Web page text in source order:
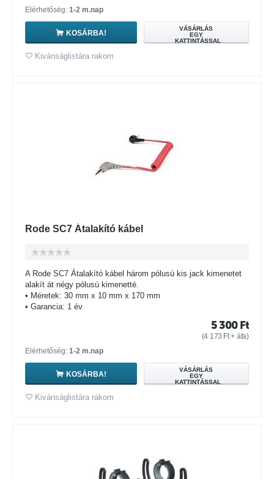
Elérhetőség: 1-2 m.nap
KOSÁRBA!
VÁSÁRLÁS
EGY
KATTINTÁSSAL
Kivánságlistára rakom
Rode SC7 Átalakító kábel
A Rode SC7 Átalakító kábel három pólusú kis jack kimenetet
alakít át négy pólusú kimenetté.
• Méretek: 30 mm x 10 mm x 170 mm
• Garancia: 1 év
5 300 Ft
(4 173 Ft+ áfa)
Elérhetőség: 1-2 m.nap
KOSÁRBA!
VÁSÁRLÁS
EGY
KATTINTÁSSAL
Kivánságlistára rakom